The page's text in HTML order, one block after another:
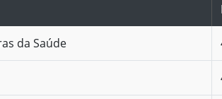
da Saúde